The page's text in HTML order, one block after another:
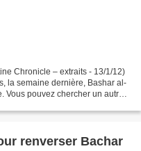
Chronicle – extraits - 13/1/12)
la semaine dernière, Bashar al-
Vous pouvez chercher un autre
renverser Bachar